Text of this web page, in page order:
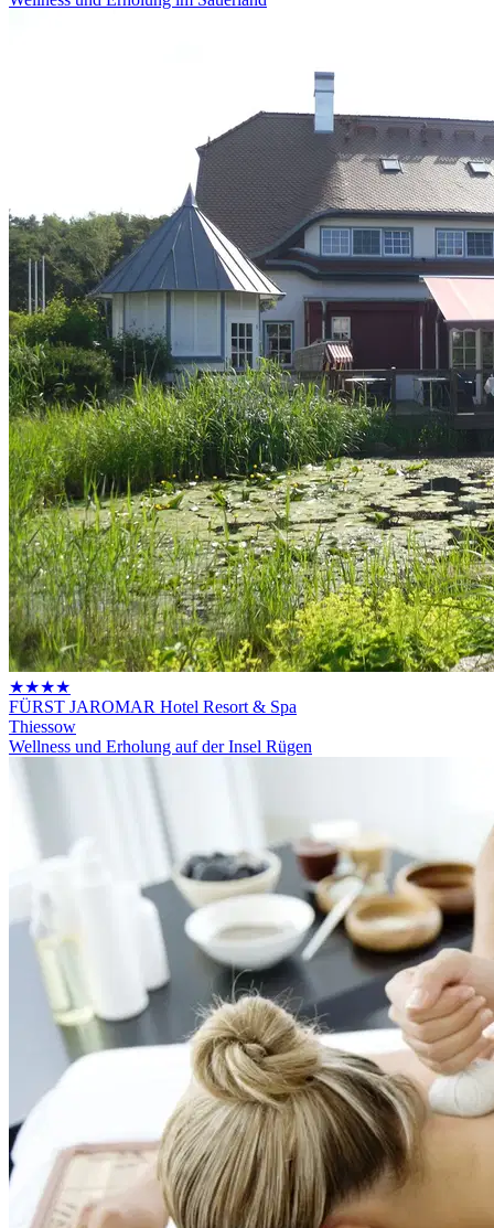
★★★★
FÜRST JAROMAR Hotel Resort & Spa
Thiessow
Wellness und Erholung auf der Insel Rügen